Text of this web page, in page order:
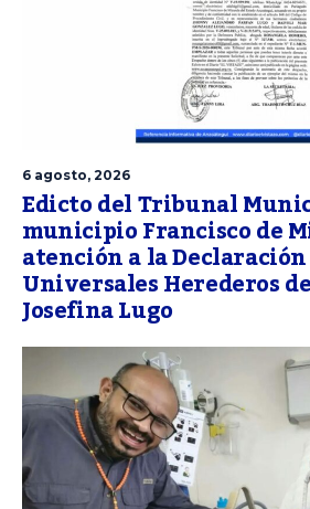
6 agosto, 2026
Edicto del Tribunal
municipio Francisco de
atención a la
Universales Herederos
Josefina Lugo